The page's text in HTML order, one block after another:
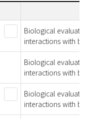
Biological
interactions with
Biological
interactions with
Biological
interactions with